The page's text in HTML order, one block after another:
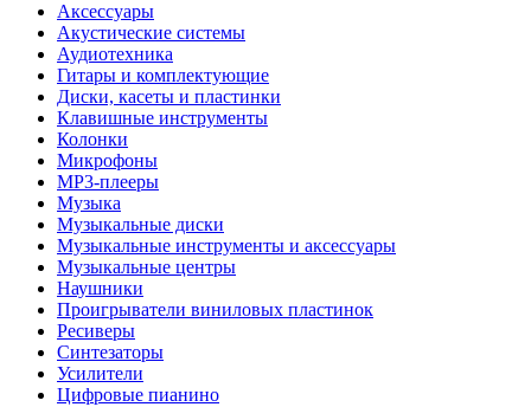
Аксессуары
Акустические системы
Аудиотехника
Гитары и комплектующие
Диски, касеты и пластинки
Клавишные инструменты
Колонки
Микрофоны
МР3-плееры
Музыка
Музыкальные диски
Музыкальные инструменты и аксессуары
Музыкальные центры
Наушники
Проигрыватели виниловых пластинок
Ресиверы
Синтезаторы
Усилители
Цифровые пианино